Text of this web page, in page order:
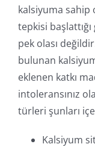
kalsiyuma sahip
tepkisi
pek olası
bulunan
eklenen katkı
intoleransınız
türleri şunları
Kalsiyum